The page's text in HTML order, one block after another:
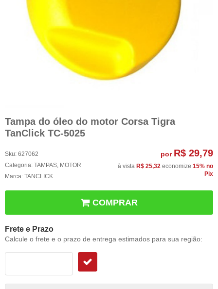
Tampa do óleo do motor Corsa Tigra
TanClick TC-5025
Sku: 627062
Categoria: TAMPAS, MOTOR
Marca: TANCLICK
por R$ 29,79
à vista R$ 25,32 economize 15% no
Pix
COMPRAR
Frete e Prazo
Calcule o frete e o prazo de entrega estimados para sua região: